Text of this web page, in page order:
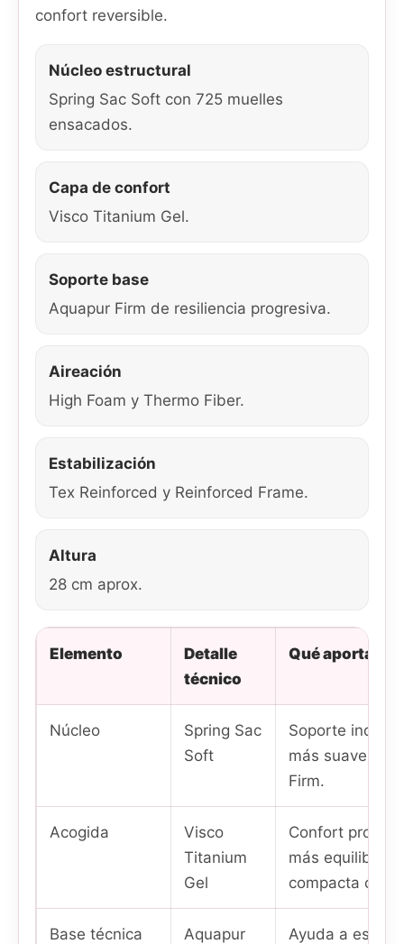
confort reversible.
Núcleo estructural
Spring Sac Soft con 725 muelles
ensacados.
Capa de confort
Visco Titanium Gel.
Soporte base
Aquapur Firm de resiliencia progresiva.
Aireación
High Foam y Thermo Fiber.
Estabilización
Tex Reinforced y Reinforced Frame.
Altura
28 cm aprox.
Elemento
Detalle
técnico
Qué aporta al
Núcleo
Spring Sac
Soft
Soporte
más suave y
Firm.
Acogida
Visco
Titanium
Gel
Confort
más
compacta
Base técnica
Aquapur
Ayuda a